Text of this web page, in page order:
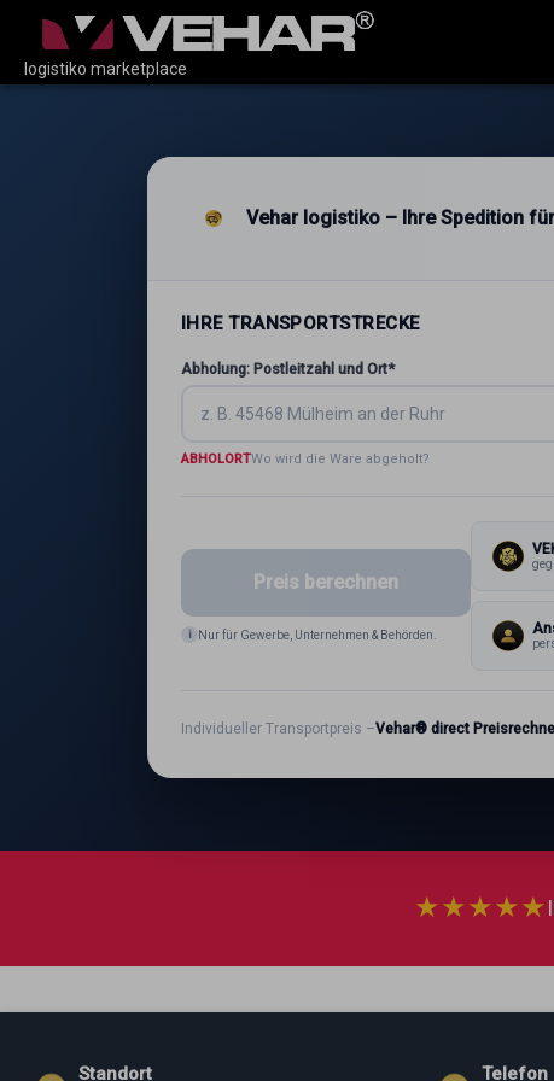
logistiko marketplace
Vehar logistiko – Ihre Spedition
IHRE TRANSPORTSTRECKE
Abholung: Postleitzahl und Ort*
ABHOLORTWo wird die Ware abgeholt?
Preis berechnen
i Nur für Gewerbe, Unternehmen & Behörden.
Individueller Transportpreis –Vehar® direct
★★★★★
Standort Telefon